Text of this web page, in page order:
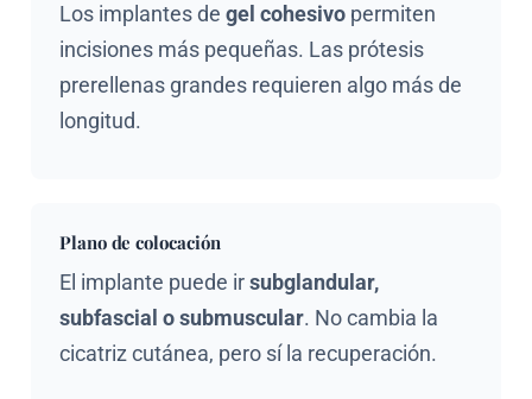
Los implantes de gel cohesivo permiten
incisiones más pequeñas. Las prótesis
prerellenas grandes requieren algo más de
longitud.
Plano de colocación
El implante puede irsubglandular,
subfascial o submuscular. No cambia la
cicatriz cutánea, pero sí la recuperación.